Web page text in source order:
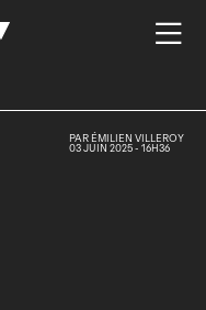

PAR ÉMILIEN VILLEROY
03 JUIN 2025 - 16H36